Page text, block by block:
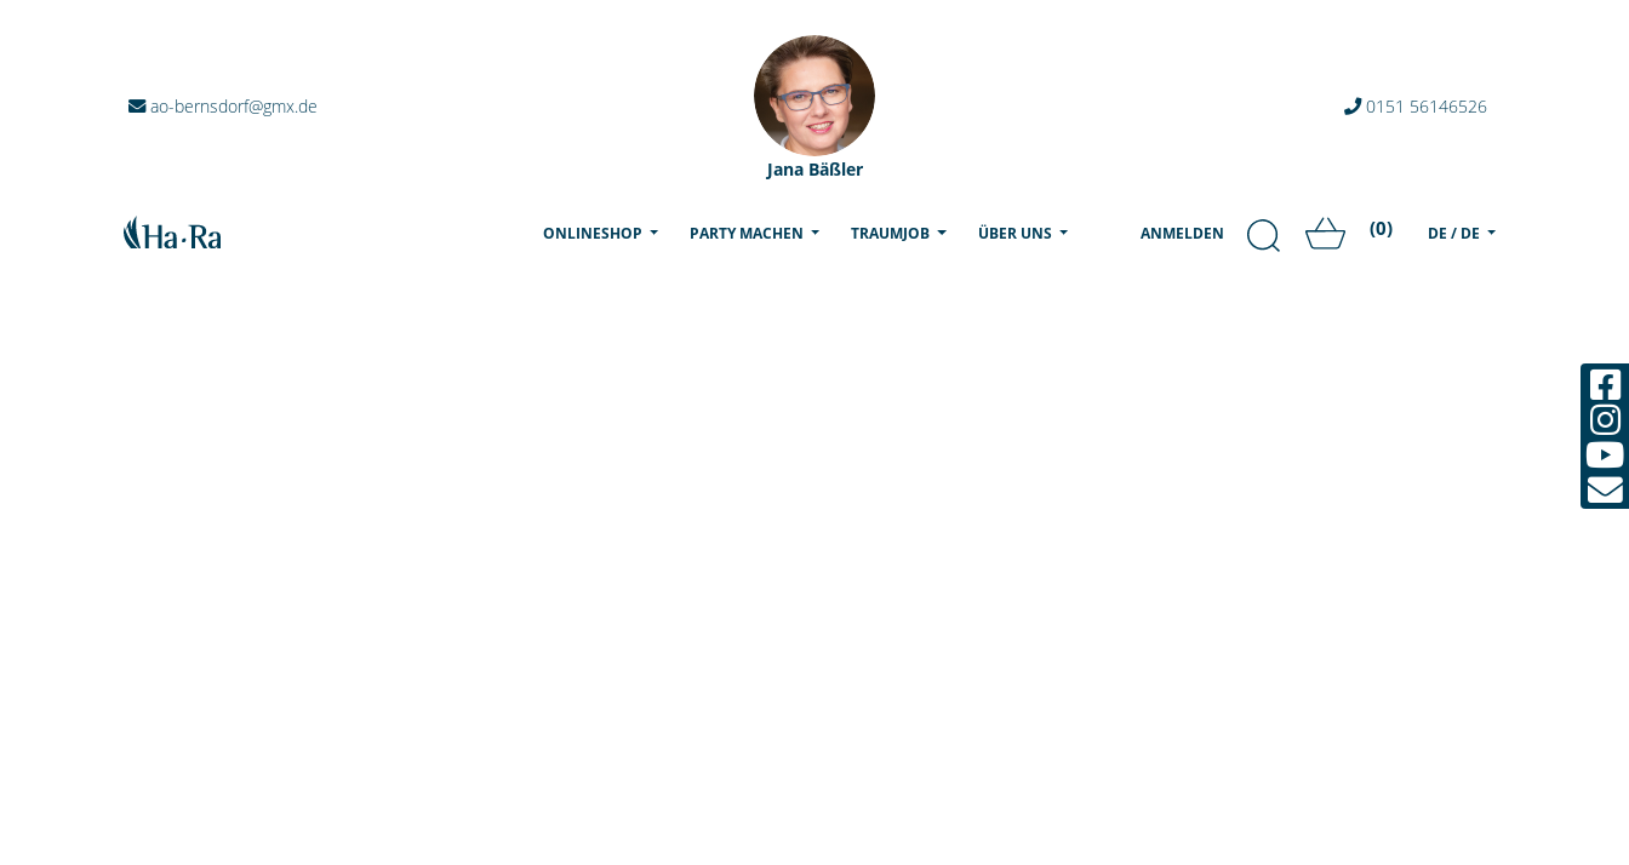
ao-bernsdorf@gmx.de
Jana Bäßler
0151 56146526
ONLINESHOP (CURRENT)PARTY MACHEN TRAUMJOB ÜBER UNS ANMELDEN (0) DE / DE